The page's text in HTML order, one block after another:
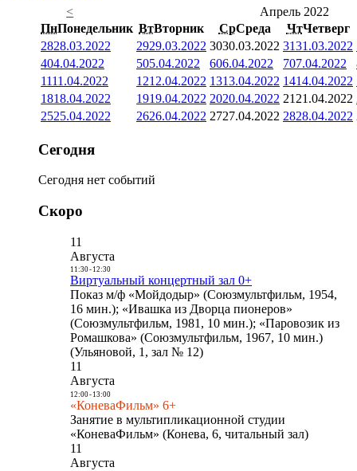
<
Апрель 2022
ПнПонедельник ВтВторник СрСреда ЧтЧетверг
2828.03.2022 2929.03.2022 3030.03.2022 3131.03.2022
404.04.2022 505.04.2022 606.04.2022 707.04.2022
1111.04.2022 1212.04.2022 1313.04.2022 1414.04.2022
1818.04.2022 1919.04.2022 2020.04.2022 21 21.04.2022
2525.04.2022 2626.04.2022 2727.04.2022 2828.04.2022
Сегодня
Сегодня нет событий
Скоро
11
Августа
11:30- 12:30
Виртуальный концертный зал 0+
Показ м/ф «Мойдодыр» (Союзмультфильм, 1954,
16 мин.); «Ивашка из Дворца пионеров»
(Союзмультфильм, 1981, 10 мин.); «Паровозик из
Ромашкова» (Союзмультфильм, 1967, 10 мин.)
(Ульяновой, 1, зал № 12)
11
Августа
12:00- 13:00
«КоневаФильм» 6+
Занятие в мультипликационной студии
«КоневаФильм» (Конева, 6, читальный зал)
11
Августа